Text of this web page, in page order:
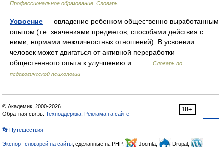
Профессиональное образование. Словарь
Усвоение — овладение ребенком общественно выработанным
опытом (т.е. значениями предметов, способами действия с
ними, нормами межличностных отношений). В усвоении
человек может двигаться от активной переработки
общественного опыта к улучшению и… …
Словарь по
педагогической психологии
18+
© Академик, 2000-2026
Обратная связь: Техподдержка Реклама на сайте
👣 Путешествия
Экспорт словарей на сайты , сделанные на PHP, Joomla,
Drupal,